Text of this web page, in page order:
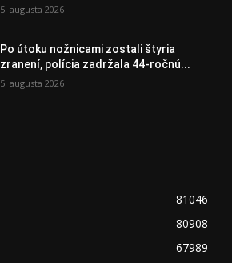
5. augusta 2026
Po útoku nožnicami zostali štyria
zranení, polícia zadržala 44-ročnú...
5. augusta 2026
81046
80908
67989